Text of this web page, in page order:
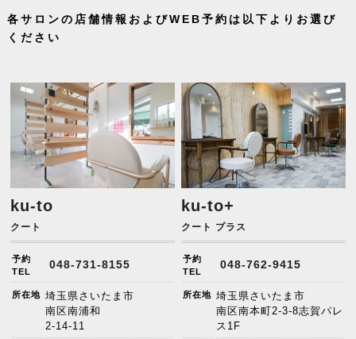
各サロンの店舗情報およびWEB予約は以下よりお選び
ください
ku-to
クート
予約
TEL
048-731-8155
所在地 埼玉県さいたま市
南区南浦和
2-14-11
ku-to+
クート プラス
予約
TEL
048-762-9415
所在地 埼玉県さいたま市
南区南本町2-3-8志賀パレ
ス1F